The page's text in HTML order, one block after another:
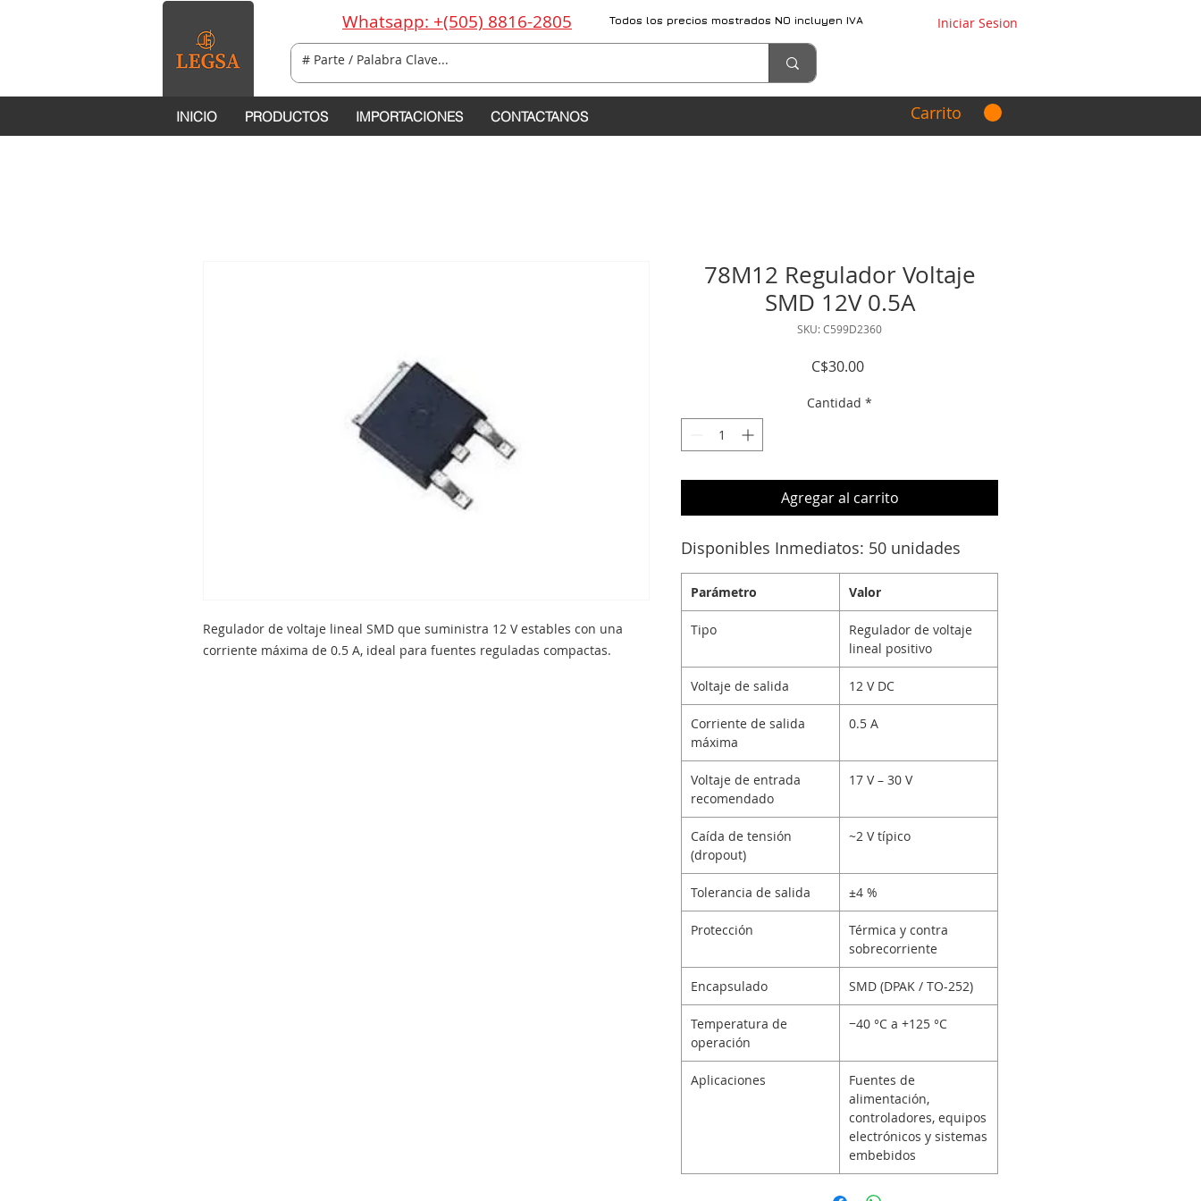
Whatsapp: +(505) 8816-2805 Todos los precios mostrados NO incluyen IVA Iniciar Sesion
INICIO PRODUCTOS IMPORTACIONES CONTACTANOS Carrito
Regulador de voltaje lineal SMD que suministra 12 V estables con una
corriente máxima de 0.5 A, ideal para fuentes reguladas compactas.
78M12 Regulador Voltaje
SMD 12V 0.5A
SKU: C599D2360
C$30.00Precio
Cantidad *
Agregar al carrito
Disponibles Inmediatos: 50 unidades
Parámetro Valor
Tipo
Regulador de voltaje
lineal positivo
Voltaje de salida 12 V DC
Corriente de salida
máxima
0.5 A
Voltaje de entrada
recomendado
17 V – 30 V
Caída de tensión
(dropout)
~2 V típico
Tolerancia de salida ±4 %
Protección
Térmica y contra
sobrecorriente
Encapsulado SMD (DPAK / TO-252)
Temperatura de
operación
−40 °C a +125 °C
Aplicaciones
Fuentes de
alimentación,
controladores, equipos
electrónicos y sistemas
embebidos